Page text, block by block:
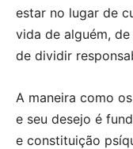
estar no lugar de
vida de alguém,
de dividir
A maneira como
e seu desejo é
e constituição